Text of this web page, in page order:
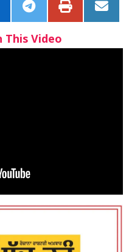
This Video